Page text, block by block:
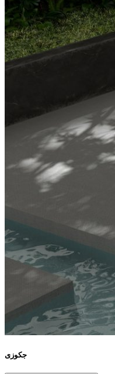
جکوزی